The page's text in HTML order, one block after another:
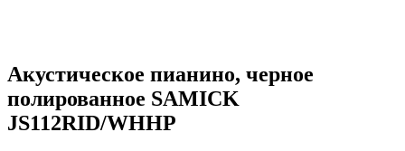
Акустическое пианино, черное
полированное SAMICK
JS112RID/WHHP